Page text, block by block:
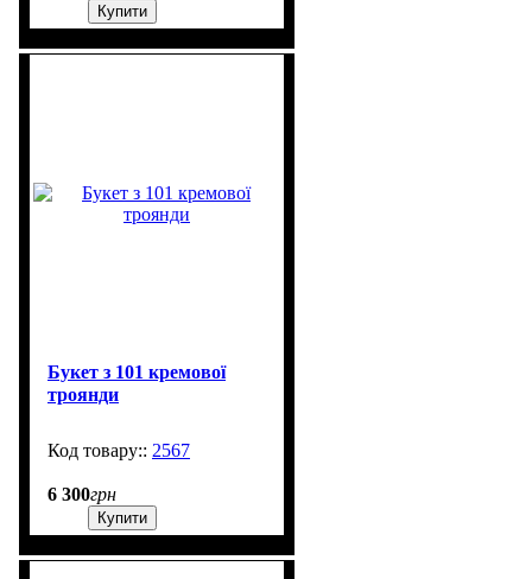
Купити
Букет з 101 кремової
троянди
2567
6 300грн
Купити